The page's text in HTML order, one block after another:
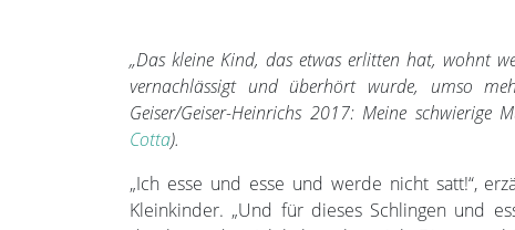
„Das kleine Kind, das etwas erlitten hat, wohnt
vernachlässigt und überhört wurde, umso
Geiser/Geiser-Heinrichs 2017: Meine
Cotta).
„Ich esse und esse und werde nicht satt!“,
Kleinkinder. „Und für dieses Schlingen und